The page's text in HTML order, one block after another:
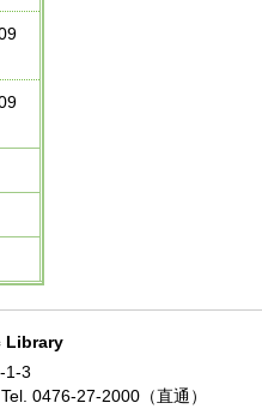
Library
1-3
0476-27-2000（直通）